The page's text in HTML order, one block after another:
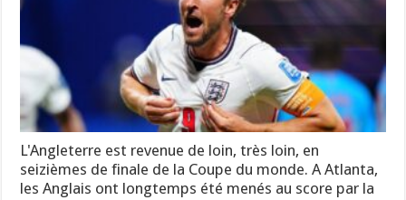
L'Angleterre est revenue de loin, très loin, en
seizièmes de finale de la Coupe du monde. A Atlanta,
les Anglais ont longtemps été menés au score par la